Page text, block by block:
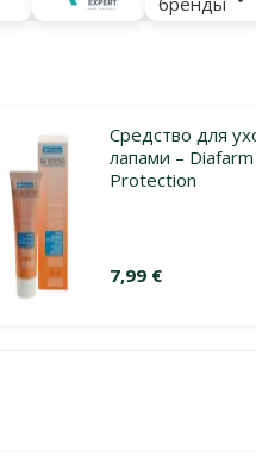
Средство для
лапами –
Protection
7,99 €